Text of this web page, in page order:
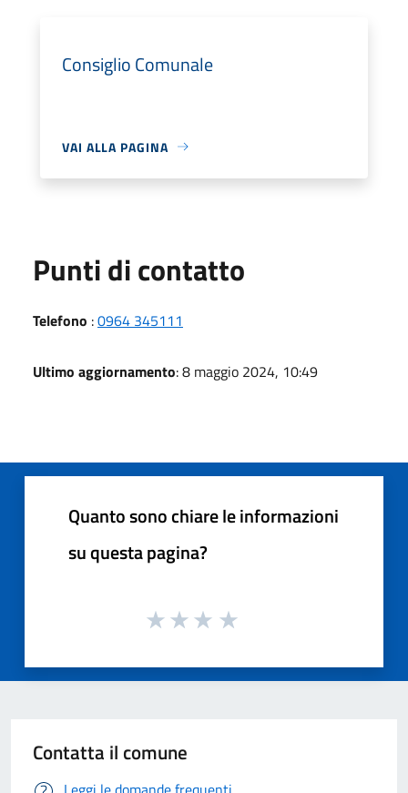
Consiglio Comunale
VAI ALLA PAGINA
Punti di contatto
Telefono :0964 345111
Ultimo aggiornamento: 8 maggio 2024, 10:49
Quanto sono chiare le informazioni
su questa pagina?
Contatta il comune